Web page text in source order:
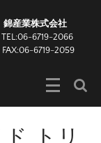
錦産業株式会社
TEL:06-6719-2066
FAX:06-6719-2059
トリ